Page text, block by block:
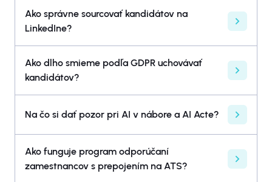
Ako správne sourcovať kandidátov na
LinkedIne?
Ako dlho smieme podľa GDPR uchovávať
kandidátov?
Na čo si dať pozor pri AI v nábore a AI Acte?
Ako funguje program odporúčaní
zamestnancov s prepojením na ATS?